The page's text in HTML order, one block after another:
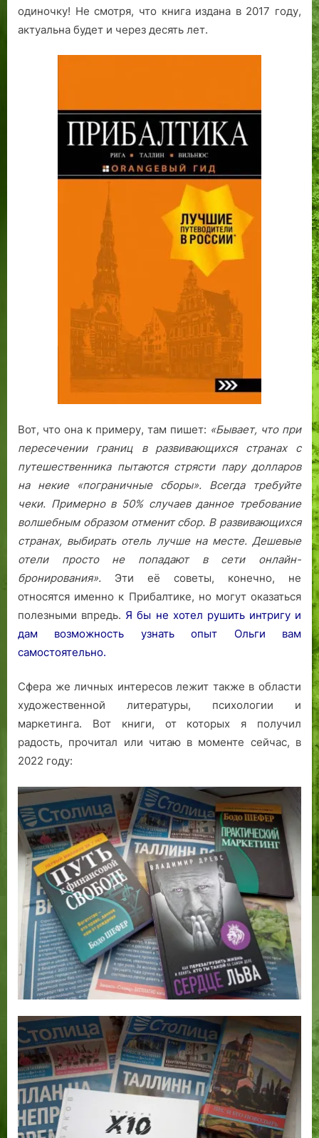
одиночку! Не смотря, что книга издана в 2017 году,
актуальна будет и через десять лет.
Вот, что она к примеру, там пишет: «Бывает, что при
пересечении границ в развивающихся странах с
путешественника пытаются стрясти пару долларов
на некие «пограничные сборы». Всегда требуйте
чеки. Примерно в 50% случаев данное требование
волшебным образом отменит сбор. В развивающихся
странах, выбирать отель лучше на месте. Дешевые
отели просто не попадают в сети онлайн-
бронирования». Эти её советы, конечно, не
относятся именно к Прибалтике, но могут оказаться
полезными впредь. Я бы не хотел рушить интригу и
дам возможность узнать опыт Ольги вам
самостоятельно.
Сфера же личных интересов лежит также в области
художественной литературы, психологии и
маркетинга. Вот книги, от которых я получил
радость, прочитал или читаю в моменте сейчас, в
2022 году: